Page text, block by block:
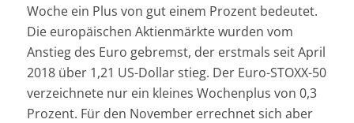
Woche ein Plus von gut einem Prozent bedeutet.
Die europäischen Aktienmärkte wurden vom
Anstieg des Euro gebremst, der erstmals seit April
2018 über 1,21 US-Dollar stieg. Der Euro-STOXX-50
verzeichnete nur ein kleines Wochenplus von 0,3
Prozent. Für den November errechnet sich aber